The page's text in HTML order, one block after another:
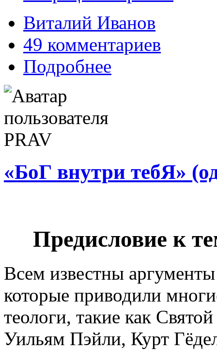
Виталий Иванов
49 комментариев
Подробнее
«БоГ внутри тебЯ»
Предисловие к
Всем известны
которые приводили
теологи, такие как
Уильям Пэйли, Курт